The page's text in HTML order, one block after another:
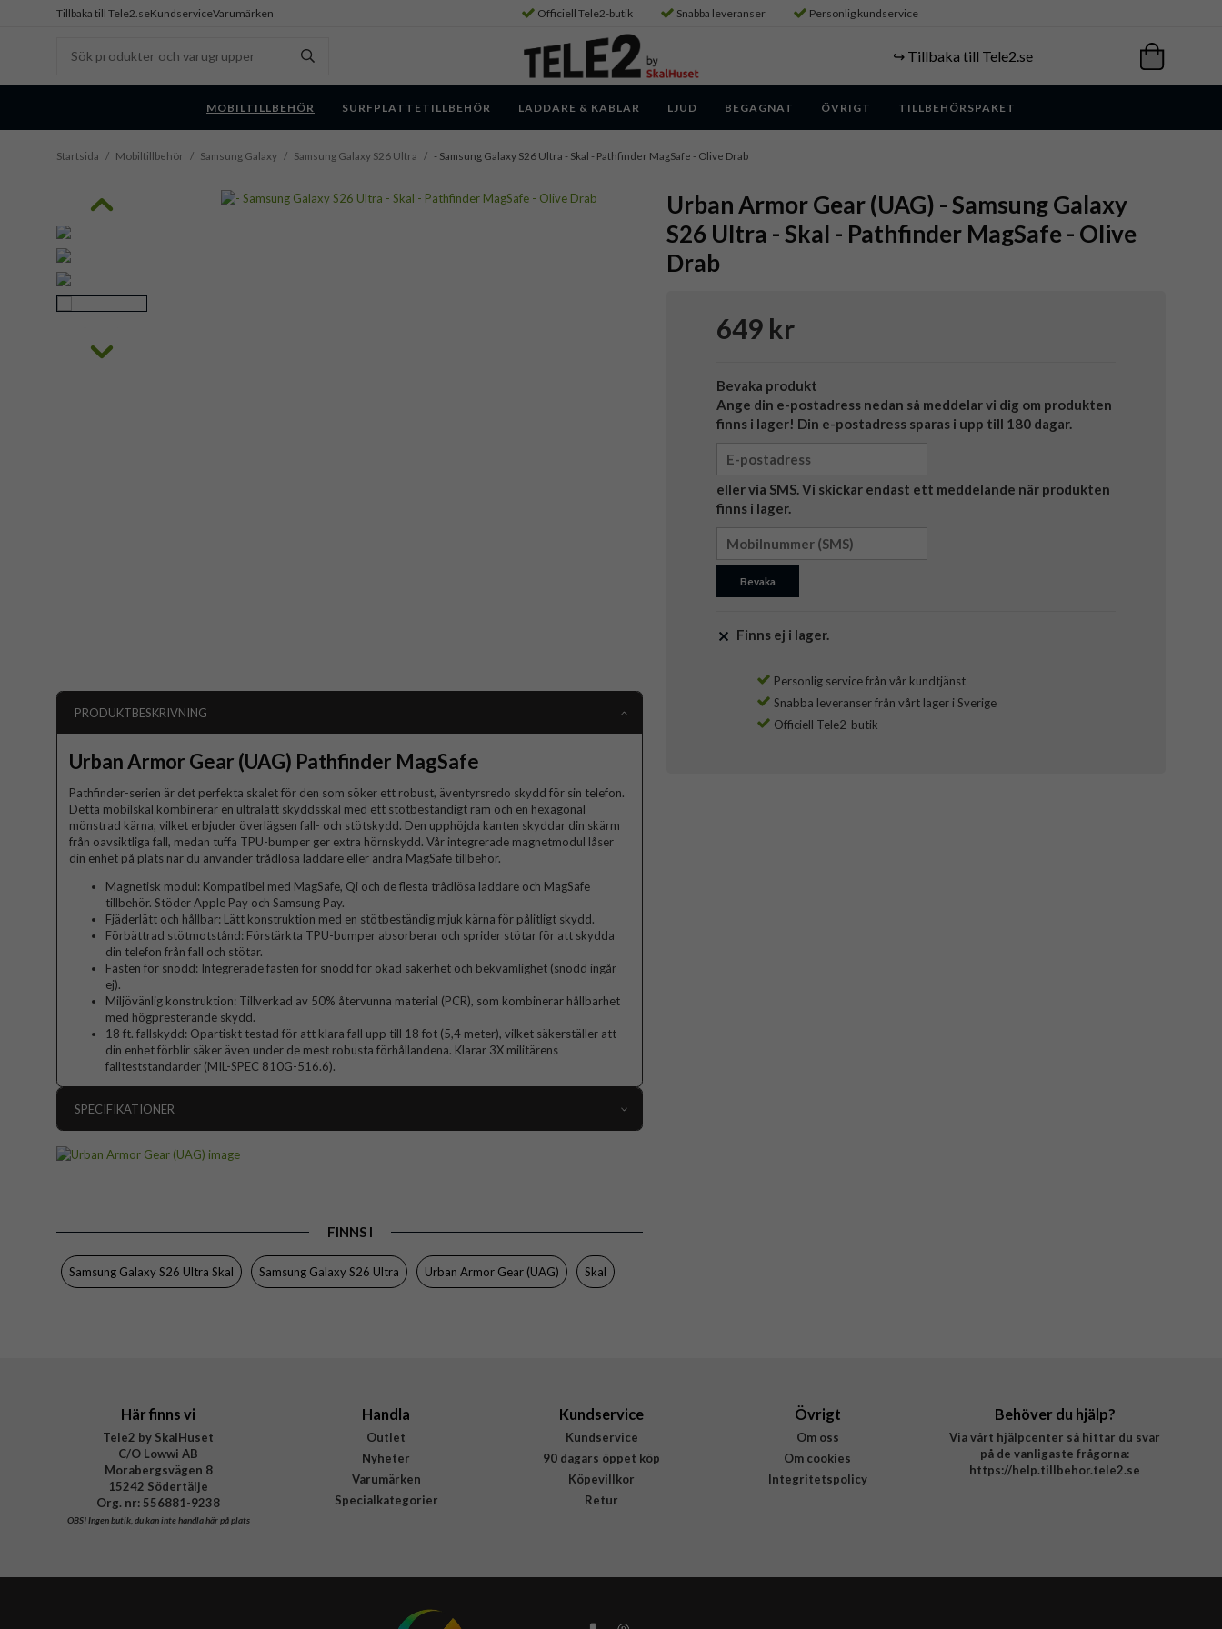
Tillbaka till Tele2.seKundserviceVarumärken Officiell Tele2-butik Snabba leveranser Personlig kundservice
↪️ Tillbaka till Tele2.se
MOBILTILLBEHÖR SURFPLATTETILLBEHÖR LADDARE & KABLAR LJUD BEGAGNAT ÖVRIGT TILLBEHÖRSPAKET
Startsida / Mobiltillbehör / Samsung Galaxy / Samsung Galaxy S26 Ultra / - Samsung Galaxy S26 Ultra - Skal - Pathfinder MagSafe - Olive Drab
Urban Armor Gear (UAG) - Samsung Galaxy
S26 Ultra - Skal - Pathfinder MagSafe - Olive
Drab
649 kr
Bevaka produkt
Ange din e-postadress nedan så meddelar vi dig om produkten
finns i lager! Din e-postadress sparas i upp till 180 dagar.
eller via SMS. Vi skickar endast ett meddelande när produkten
finns i lager.
Bevaka
Finns ej i lager.
Personlig service från vår kundtjänst
Snabba leveranser från vårt lager i Sverige
Officiell Tele2-butik
PRODUKTBESKRIVNING
Urban Armor Gear (UAG) Pathfinder MagSafe
Pathfinder-serien är det perfekta skalet för den som söker ett robust, äventyrsredo skydd för sin telefon.
Detta mobilskal kombinerar en ultralätt skyddsskal med ett stötbeständigt ram och en hexagonal
mönstrad kärna, vilket erbjuder överlägsen fall- och stötskydd. Den upphöjda kanten skyddar din skärm
från oavsiktliga fall, medan tuffa TPU-bumper ger extra hörnskydd. Vår integrerade magnetmodul låser
din enhet på plats när du använder trådlösa laddare eller andra MagSafe tillbehör.
Magnetisk modul: Kompatibel med MagSafe, Qi och de flesta trådlösa laddare och MagSafe
tillbehör. Stöder Apple Pay och Samsung Pay.
Fjäderlätt och hållbar: Lätt konstruktion med en stötbeständig mjuk kärna för pålitligt skydd.
Förbättrad stötmotstånd: Förstärkta TPU-bumper absorberar och sprider stötar för att skydda
din telefon från fall och stötar.
Fästen för snodd: Integrerade fästen för snodd för ökad säkerhet och bekvämlighet (snodd ingår
ej).
Miljövänlig konstruktion: Tillverkad av 50% återvunna material (PCR), som kombinerar hållbarhet
med högpresterande skydd.
18 ft. fallskydd: Opartiskt testad för att klara fall upp till 18 fot (5,4 meter), vilket säkerställer att
din enhet förblir säker även under de mest robusta förhållandena. Klarar 3X militärens
fallteststandarder (MIL-SPEC 810G-516.6).
SPECIFIKATIONER
Egenskaper
MagSafe-kompatibel, Stöttålig
Färg
Grön
Material
Hårdplast (PC), Mjukplast (TPU)
FINNS I
Samsung Galaxy S26 Ultra Skal Samsung Galaxy S26 Ultra Urban Armor Gear (UAG) Skal
Här finns vi
Tele2 by SkalHuset
C/O Lowwi AB
Morabergsvägen 8
15242 Södertälje
Org. nr: 556881-9238
OBS!Ingen butik, du kan inte handla här på plats
Handla
Outlet
Nyheter
Varumärken
Specialkategorier
Kundservice
Kundservice
90 dagars öppet köp
Köpevillkor
Retur
Övrigt
Om oss
Om cookies
Integritetspolicy
Behöver du hjälp?
Via vårt hjälpcenter så hittar du svar
på de vanligaste frågorna:
https://help.tillbehor.tele2.se